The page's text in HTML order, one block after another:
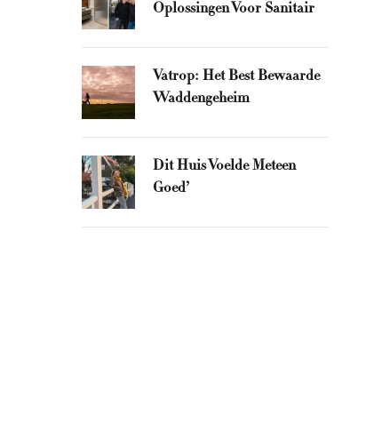
Oplossingen Voor Sanitair
Vatrop: Het Best Bewaarde
Waddengeheim
Dit Huis Voelde Meteen
Goed’